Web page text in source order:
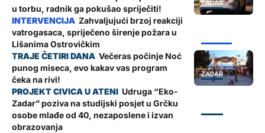
ZADAR
u torbu, radnik ga pokušao spriječiti!
Zahvaljujući brzoj reakciji
vatrogasaca, spriječeno širenje požara u
Lišanima Ostrovičkim
ZADAR
Večeras počinje Noć
punog miseca, evo kakav vas program
čeka na rivi!
Udruga “Eko-
Zadar” poziva na studijski posjet u Grčku
osobe mlađe od 40, nezaposlene i izvan
obrazovanja